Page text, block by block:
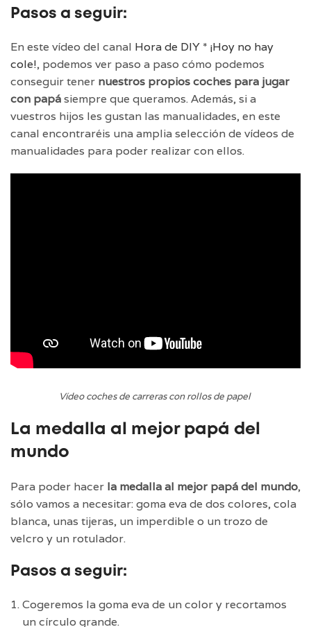
Pasos a seguir:
En este vídeo del canal Hora de DIY * ¡Hoy no hay
cole!, podemos ver paso a paso cómo podemos
conseguir tener nuestros propios coches para jugar
con papásiempre que queramos. Además, si a
vuestros hijos les gustan las manualidades, en este
canal encontraréis una amplia selección de vídeos de
manualidades para poder realizar con ellos.
Vídeo coches de carreras con rollos de papel
La medalla al mejor papá del
mundo
Para poder hacer la medalla al mejor papá del mundo,
sólo vamos a necesitar: goma eva de dos colores, cola
blanca, unas tijeras, un imperdible o un trozo de
velcro y un rotulador.
Pasos a seguir:
Cogeremos la goma eva de un color y recortamos
un círculo grande.